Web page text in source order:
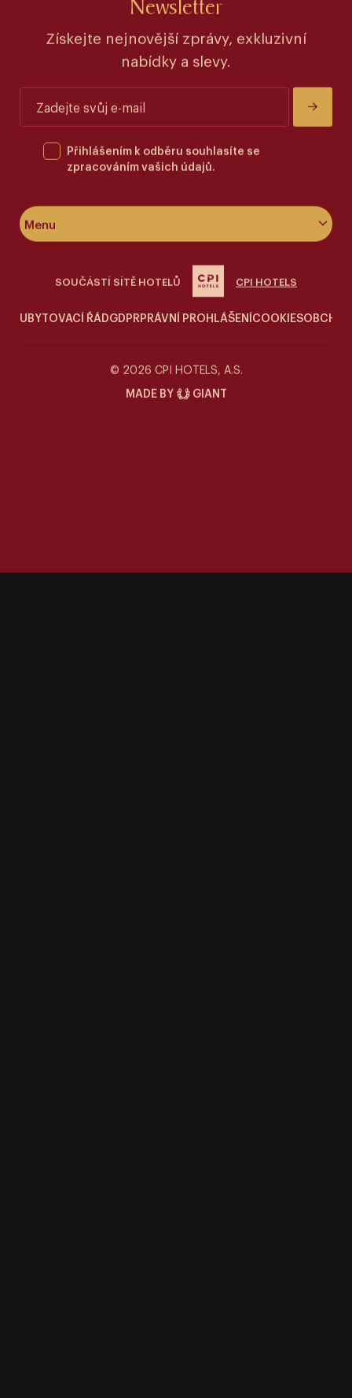
Menu
O hotelu
Siddharta Café
Speciální nabídky
Newsletter
Získejte nejnovější zprávy, exkluzivní
nabídky a slevy.
Přihlášením k odběru souhlasíte se
zpracováním vašich údajů.
UBYTOVACÍ ŘÁDGDPRPRÁVNÍ PROHLÁŠENÍCOOKIES
SOUČÁSTÍ SÍTĚ HOTELŮ CPI HOTELS
MADE BY GIANT
© 2026 CPI HOTELS, A.S.